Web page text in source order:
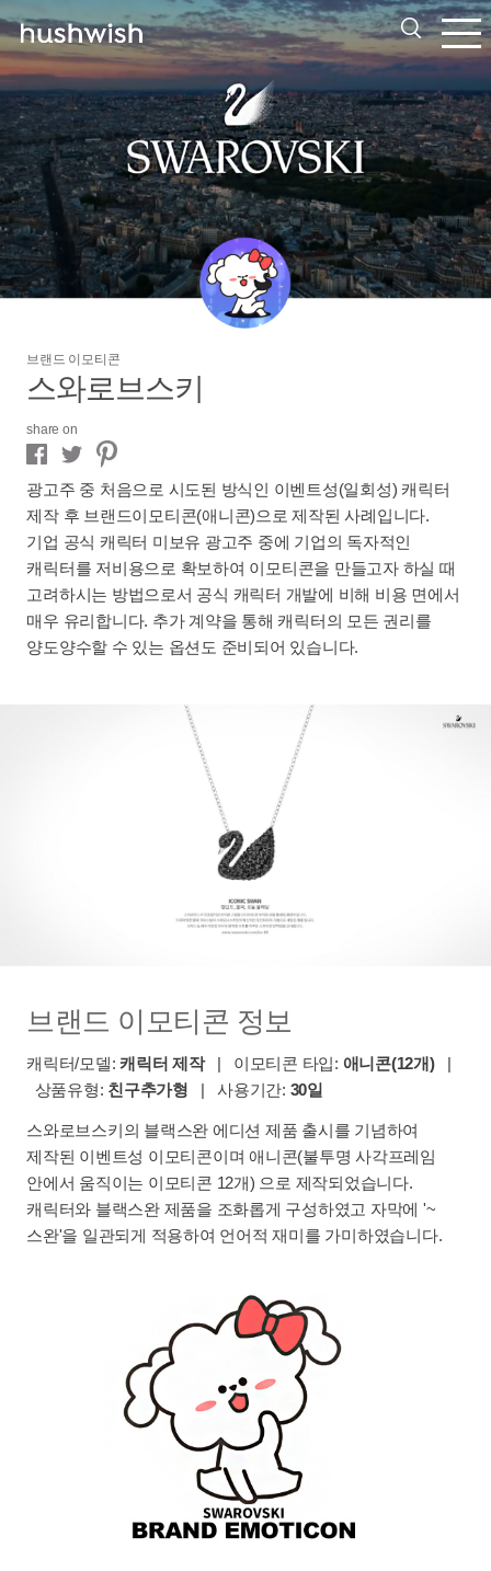
브랜드 이모티콘
스와로브스키
share on
광고주 중 처음으로 시도된 방식인 이벤트성(일회성) 캐릭터
제작 후 브랜드이모티콘(애니콘)으로 제작된 사례입니다.
기업 공식 캐릭터 미보유 광고주 중에 기업의 독자적인
캐릭터를 저비용으로 확보하여 이모티콘을 만들고자 하실 때
고려하시는 방법으로서 공식 캐릭터 개발에 비해 비용 면에서
매우 유리합니다. 추가 계약을 통해 캐릭터의 모든 권리를
양도양수할 수 있는 옵션도 준비되어 있습니다.
브랜드 이모티콘 정보
캐릭터/모델: 캐릭터 제작| 이모티콘 타입: 애니콘(12개)|
상품유형: 친구추가형 | 사용기간: 30일
스와로브스키의 블랙스완 에디션 제품 출시를 기념하여
제작된 이벤트성 이모티콘이며 애니콘(불투명 사각프레임
안에서 움직이는 이모티콘 12개) 으로 제작되었습니다.
캐릭터와 블랙스완 제품을 조화롭게 구성하였고 자막에 '~
스완'을 일관되게 적용하여 언어적 재미를 가미하였습니다.